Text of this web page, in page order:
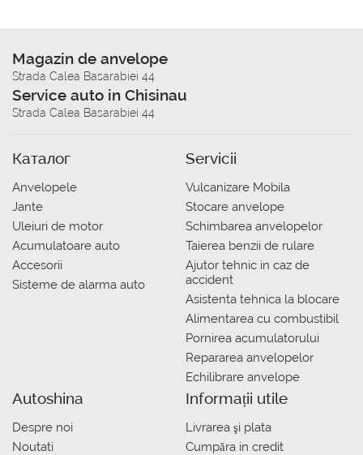
Magazin de anvelope
Strada Calea Basarabiei 44
Service auto in Chisinau
Strada Calea Basarabiei 44
Каталог
Anvelopele
Jante
Uleiuri de motor
Acumulatoare auto
Accesorii
Sisteme de alarma auto
Servicii
Vulcanizare Mobila
Stocare anvelope
Schimbarea anvelopelor
Taierea benzii de rulare
Ajutor tehnic in caz de
accident
Asistenta tehnica la blocare
Alimentarea cu combustibil
Pornirea acumulatorului
Repararea anvelopelor
Echilibrare anvelope
Autoshina
Despre noi
Noutati
Informații utile
Livrarea şi plata
Сumpăra in credit